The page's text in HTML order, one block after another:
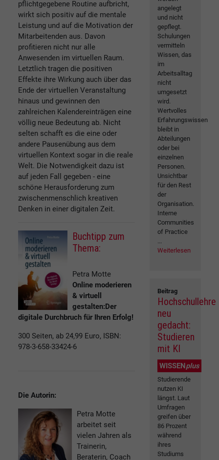
pflichtgegebene Routine aufbricht,
wirkt sich positiv auf die mentale
Leistung und auf die Motivation der
Mitarbeitenden aus. Davon
profitieren nicht nur alle
Anwesenden im virtuellen Raum.
Letztlich tragen die positiven
Effekte ihre Wirkung auch über das
Ende der virtuellen Veranstaltung
hinaus und gewinnen den
zahlreichen Kalendereinträgen eine
völlig neue Bedeutung ab. Nicht
selten schafft es die eine oder
andere Pausenübung aus dem
virtuellen Kontext sogar in die reale
Welt. Die Notwendigkeit dazu ist
auf jeden Fall gegeben - eine
schöne Herausforderung zum
zwischenmenschlich kreativen
Denken in einer digitalen Zeit.
Buchtipp zum
Thema:
Petra Motte
Online moderieren
& virtuell
gestalten:Der
digitale Durchbruch für Ihren Erfolg!
300 Seiten, ab 24,99 Euro, ISBN:
978-3-658-33424-6
Die Autorin:
Petra Motte
arbeitet seit
vielen Jahren als
Trainerin,
Beraterin, Coach
angelegt
und nicht
gepflegt.
Schulungen
vermitteln
Wissen, das
im
Arbeitsalltag
nicht
umgesetzt
wird.
Wertvolles
Erfahrungswissen
bleibt in
Abteilungen
oder bei
einzelnen
Personen.
Unsichtbar
für den Rest
der
Organisation.
Interne
Communities
of Practice
...
Weiterlesen
Beitrag
Hochschullehre
neu
gedacht:
Studieren
mit KI
WISSENplus
Studierende
nutzen KI
längst. Laut
Umfragen
greifen über
86 Prozent
während
ihres
Studiums